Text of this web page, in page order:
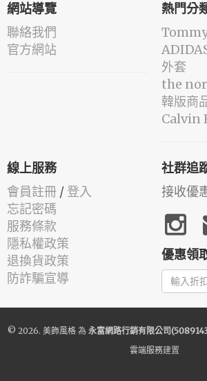
網站導覽
聯絡我們
官方網站
熱門分
外套
the
韓版商
Calvin
線上服務
會員註冊 / 登入
忘記密碼
服務條款
隱私權政策
退換貨政策
防詐騙宣導
社群追
接收優
優惠領
© 2026. 美飾風格為 永富網路行銷有限公司
雲端服務建置